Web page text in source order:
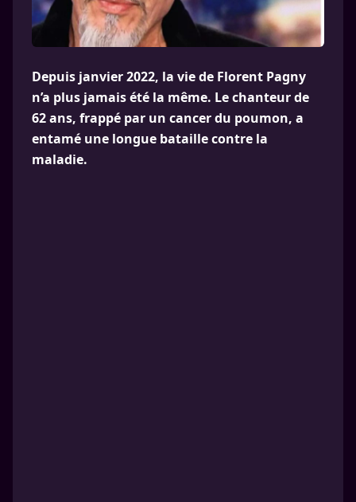
Depuis janvier 2022, la vie de Florent Pagny
n’a plus jamais été la même. Le chanteur de
62 ans, frappé par un cancer du poumon, a
entamé une longue bataille contre la
maladie.